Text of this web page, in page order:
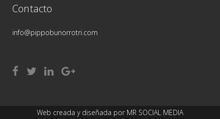
Contacto
info@pippobunorrotri.com
Web creada y diseñada por MR SOCIAL MEDIA